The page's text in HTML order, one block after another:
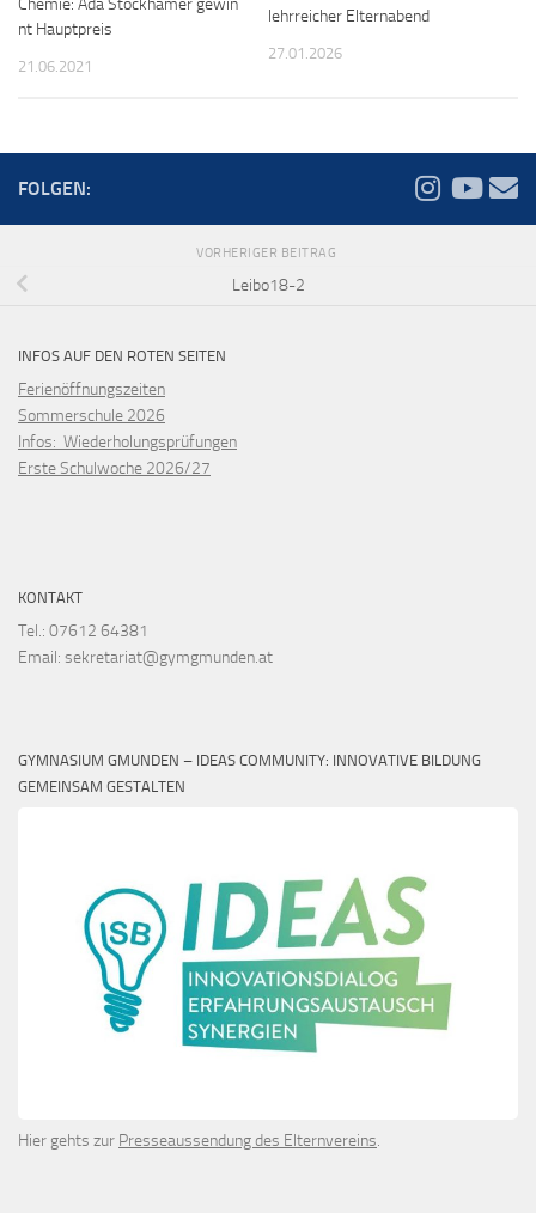
Chemie: Ada Stockhamer gewin
nt Hauptpreis
21.06.2021
lehrreicher Elternabend
27.01.2026
FOLGEN:
VORHERIGER BEITRAG
Leibo18-2
INFOS AUF DEN ROTEN SEITEN
Ferienöffnungszeiten
Sommerschule 2026
Infos: Wiederholungsprüfungen
Erste Schulwoche 2026/27
KONTAKT
Tel.: 07612 64381
Email: sekretariat@gymgmunden.at
GYMNASIUM GMUNDEN – IDEAS COMMUNITY: INNOVATIVE BILDUNG
GEMEINSAM GESTALTEN
Hier gehts zur Presseaussendung des Elternvereins.